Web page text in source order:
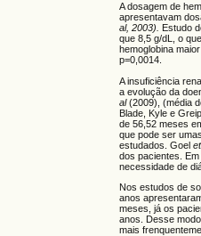
A dosagem de
apresentavam
al, 2003).
Estudo
que 8,5 g/dL, o
hemoglobina
p=0,0014.
A insuficiência
a evolução da
al(2009), (média
Blade, Kyle e
de 56,52 meses
que pode ser
estudados. Goel
dos pacientes.
necessidade de
Nos estudos de
anos
meses, já os
anos. Desse
mais